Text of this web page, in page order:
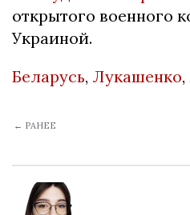
открытого военного
Украиной.
Беларусь, Лукашенко,
← РАНЕЕ